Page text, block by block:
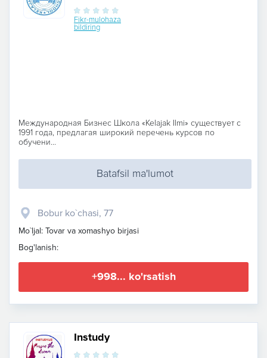
Fikr-mulohaza
bildiring
Международная Бизнес Школа «Kelajak Ilmi» существует с
1991 года, предлагая широкий перечень курсов по
обучени...
Batafsil ma'lumot
Bobur ko`chasi, 77
Mo`ljal: Tovar va xomashyo birjasi
Bog'lanish:
+998... ko'rsatish
Instudy